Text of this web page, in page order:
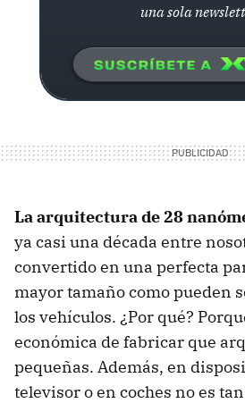
una sola
La arquitectura de 28
ya casi una década entre
convertido en una perfecta
mayor tamaño como pueden
los vehículos. ¿Por qué?
económica de fabricar que
pequeñas. Además, en
televisor o en coches no es